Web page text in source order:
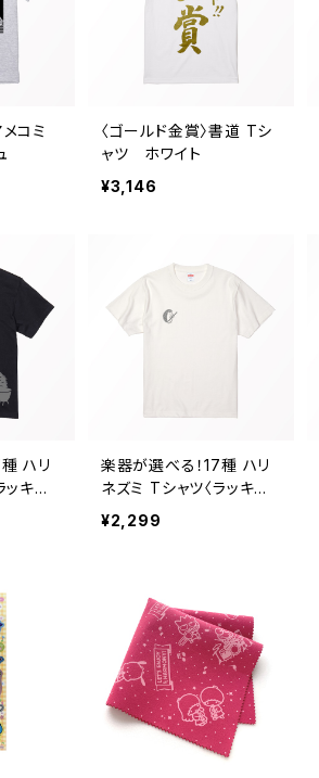
メコミ
〈ゴールド金賞〉書道 Tシ
ャツ ホワイト
¥3,146
ハリ
キー・
楽器が選べる！17種 ハリ
ネズミ Tシャツ〈ラッキー・
ハリー〉ワンポイント バ
ニラホワイト
¥2,299